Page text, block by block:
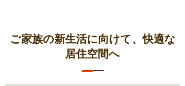
ご家族の新生活に向けて、快適な
居住空間へ